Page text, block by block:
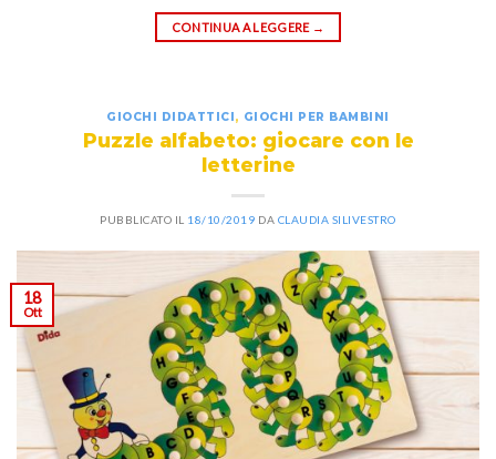
CONTINUA A LEGGERE →
GIOCHI DIDATTICI, GIOCHI PER BAMBINI
Puzzle alfabeto: giocare con le
letterine
PUBBLICATO IL 18/10/2019 DA CLAUDIA SILIVESTRO
18
Ott